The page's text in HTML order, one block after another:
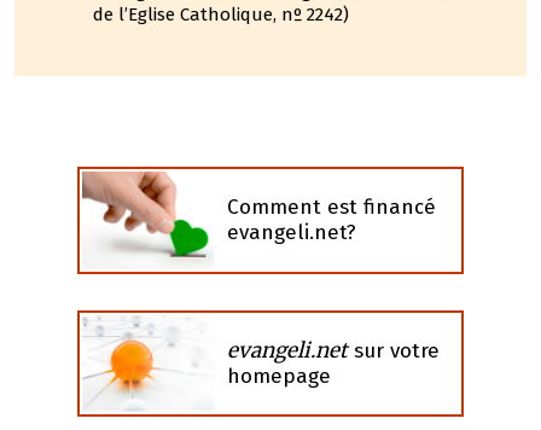
de l’Eglise Catholique, nº 2242)
Comment est financé
evangeli.net?
evangeli.netsur votre
homepage